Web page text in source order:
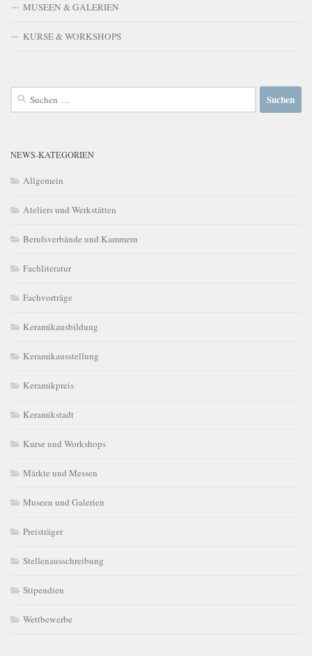
MUSEEN & GALERIEN
KURSE & WORKSHOPS
Suchen
NEWS-KATEGORIEN
Allgemein
Ateliers und Werkstätten
Berufsverbände und Kammern
Fachliteratur
Fachvorträge
Keramikausbildung
Keramikausstellung
Keramikpreis
Keramikstadt
Kurse und Workshops
Märkte und Messen
Museen und Galerien
Preisträger
Stellenausschreibung
Stipendien
Wettbewerbe